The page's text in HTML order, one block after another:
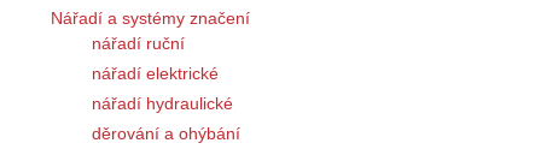
Nářadí a systémy značení
nářadí ruční
nářadí elektrické
nářadí hydraulické
děrování a ohýbání